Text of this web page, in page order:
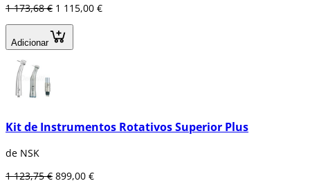
1 173,68 € 1 115,00 €
Adicionar
Kit de Instrumentos Rotativos Superior Plus
de NSK
1 123,75 € 899,00 €